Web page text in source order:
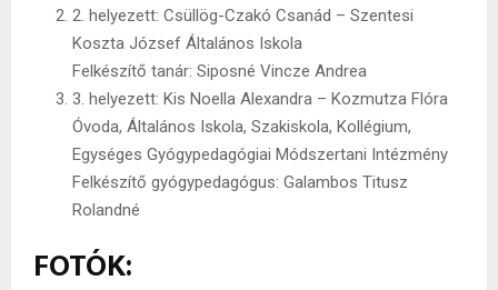
2. helyezett: Csüllög-Czakó Csanád – Szentesi
Koszta József Általános Iskola
Felkészítő tanár: Siposné Vincze Andrea
3. helyezett: Kis Noella Alexandra – Kozmutza Flóra
Óvoda, Általános Iskola, Szakiskola, Kollégium,
Egységes Gyógypedagógiai Módszertani Intézmény
Felkészítő gyógypedagógus: Galambos Titusz
Rolandné
FOTÓK: